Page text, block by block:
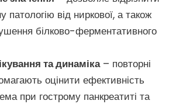
патологію від ниркової, а також
білково-ферментативного
та динаміка– повторні
оцінити ефективність
при гострому панкреатиті та